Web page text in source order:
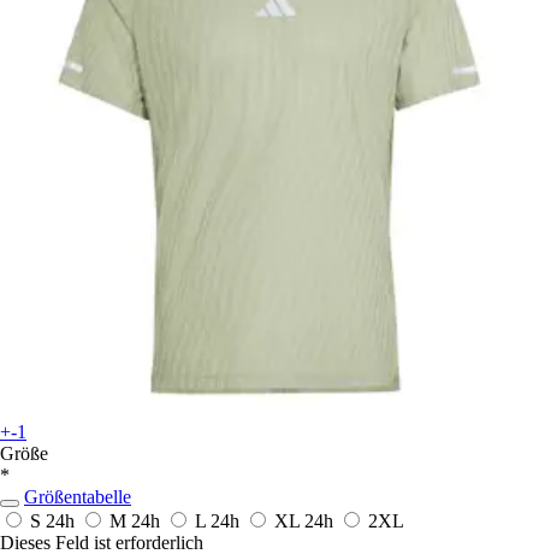
+-1
Größe
*
Größentabelle
S 24h M 24h L 24h XL 24h
2XL
Dieses Feld ist erforderlich